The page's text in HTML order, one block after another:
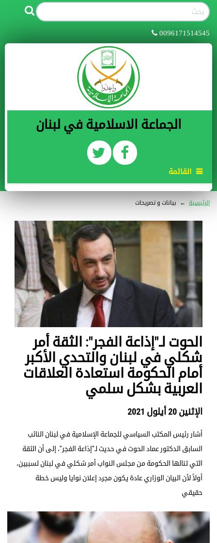
0096171514545
الجماعة الاسلامية في لبنان
القائمة
الرئيسية ← بيانات و تصريحات
​الحوت لـ"إذاعة الفجر": الثقة أمر
شكلي في لبنان والتحدي الأكبر
أمام الحكومة استعادة العلاقات
العربية بشكل سلمي
الإثنين 20 أيلول 2021
أشار رئيس المكتب السياسي للجماعة الإسلامية في لبنان النائب
السابق الدكتور عماد الحوت في حديث لـ"إذاعة الفجر"، إلى أن الثقة
التي تنالها الحكومة من مجلس النواب أمر شكلي في لبنان لسببين،
أولاً لأن البيان الوزاري عادة يكون مجرد إعلان نوايا وليس خطة
حقيقي